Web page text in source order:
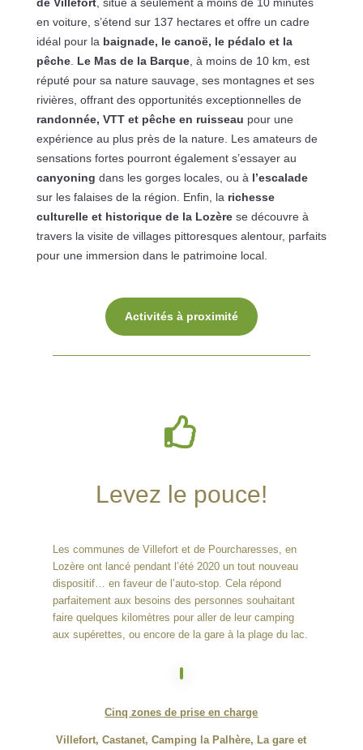
en voiture, s’étend sur 137 hectares et offre un cadre
idéal pour la baignade, le canoë, le pédalo et la
pêche. Le Mas de la Barque, à moins de 10 km, est
réputé pour sa nature sauvage, ses montagnes et ses
rivières, offrant des opportunités exceptionnelles de
randonnée, VTT et pêche en ruisseau pour une
expérience au plus près de la nature. Les amateurs de
sensations fortes pourront également s’essayer au
canyoning dans les gorges locales, ou à l’escalade
sur les falaises de la région. Enfin, la richesse
culturelle et historique de la Lozèrese découvre à
travers la visite de villages pittoresques alentour, parfaits
pour une immersion dans le patrimoine local.
Activités à proximité

Levez le pouce!
Les communes de Villefort et de Pourcharesses, en
Lozère ont lancé pendant l’été 2020 un tout nouveau
dispositif… en faveur de l’auto-stop. Cela répond
parfaitement aux besoins des personnes souhaitant
faire quelques kilomètres pour aller de leur camping
aux supérettes, ou encore de la gare à la plage du lac.
Cinq zones de prise en charge
Villefort, Castanet, Camping la Palhère, La gare et